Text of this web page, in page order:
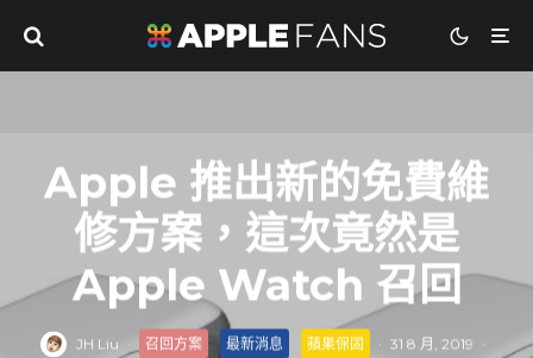
Apple 推出新的免費維
修方案，這次竟然是
Apple Watch 召回
JH Liu · 召回方案 最新消息 蘋果保固 · 31 8 月, 2019 ·